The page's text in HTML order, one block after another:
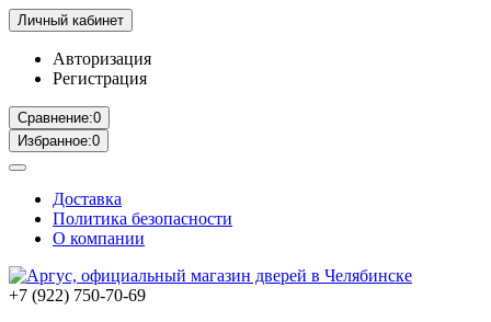
Личный кабинет
Авторизация
Регистрация
Сравнение:0
Избранное:0
Доставка
Политика безопасности
О компании
+7 (922) 750-70-69